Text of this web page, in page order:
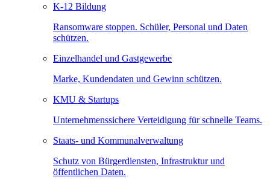
K-12 Bildung
Ransomware stoppen. Schüler, Personal und Daten
schützen.
Einzelhandel und Gastgewerbe
Marke, Kundendaten und Gewinn schützen.
KMU & Startups
Unternehmenssichere Verteidigung für schnelle Teams.
Staats- und Kommunalverwaltung
Schutz von Bürgerdiensten, Infrastruktur und
öffentlichen Daten.